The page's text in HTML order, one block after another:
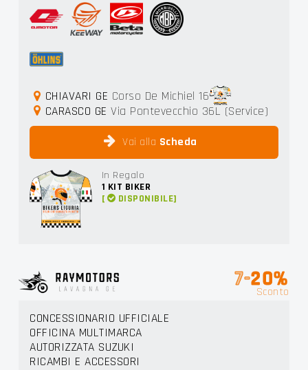
CHIAVARI GE Corso De Michiel 16
CARASCO GE Via Pontevecchio 36L (Service)
Vai alla Scheda
In Regalo
1 KIT BIKER
[
DISPONIBILE]
7-20%
Sconto
CONCESSIONARIO UFFICIALE
OFFICINA MULTIMARCA
AUTORIZZATA SUZUKI
RICAMBI E ACCESSORI